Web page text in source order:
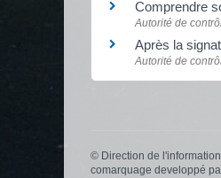
Comprendre
Autorité de
Après la
Autorité de
© Direction de
comarquage developpé